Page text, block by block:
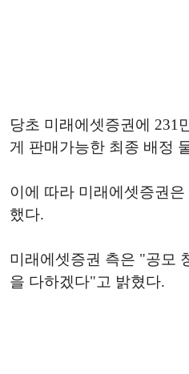
당초 미래에셋증권에 231
게 판매가능한 최종 배정
이에 따라 미래에셋증권
했다.
미래에셋증권 측은 "공모
을 다하겠다"고 밝혔다.